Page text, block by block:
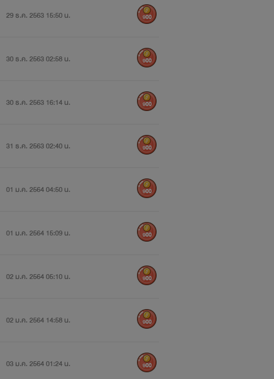
29 ธ.ค. 2563 15:50 น. 900
30 ธ.ค. 2563 02:58 น. 900
30 ธ.ค. 2563 16:14 น. 900
31 ธ.ค. 2563 02:40 น. 900
01 ม.ค. 2564 04:50 น. 900
01 ม.ค. 2564 15:09 น. 900
02 ม.ค. 2564 05:10 น. 900
02 ม.ค. 2564 14:58 น. 900
03 ม.ค. 2564 01:24 น. 900